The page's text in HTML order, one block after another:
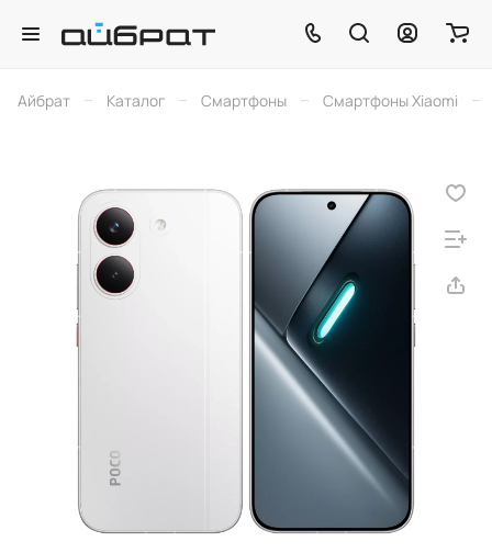
Айбрат – Каталог – Смартфоны – Смартфоны Xiaomi –